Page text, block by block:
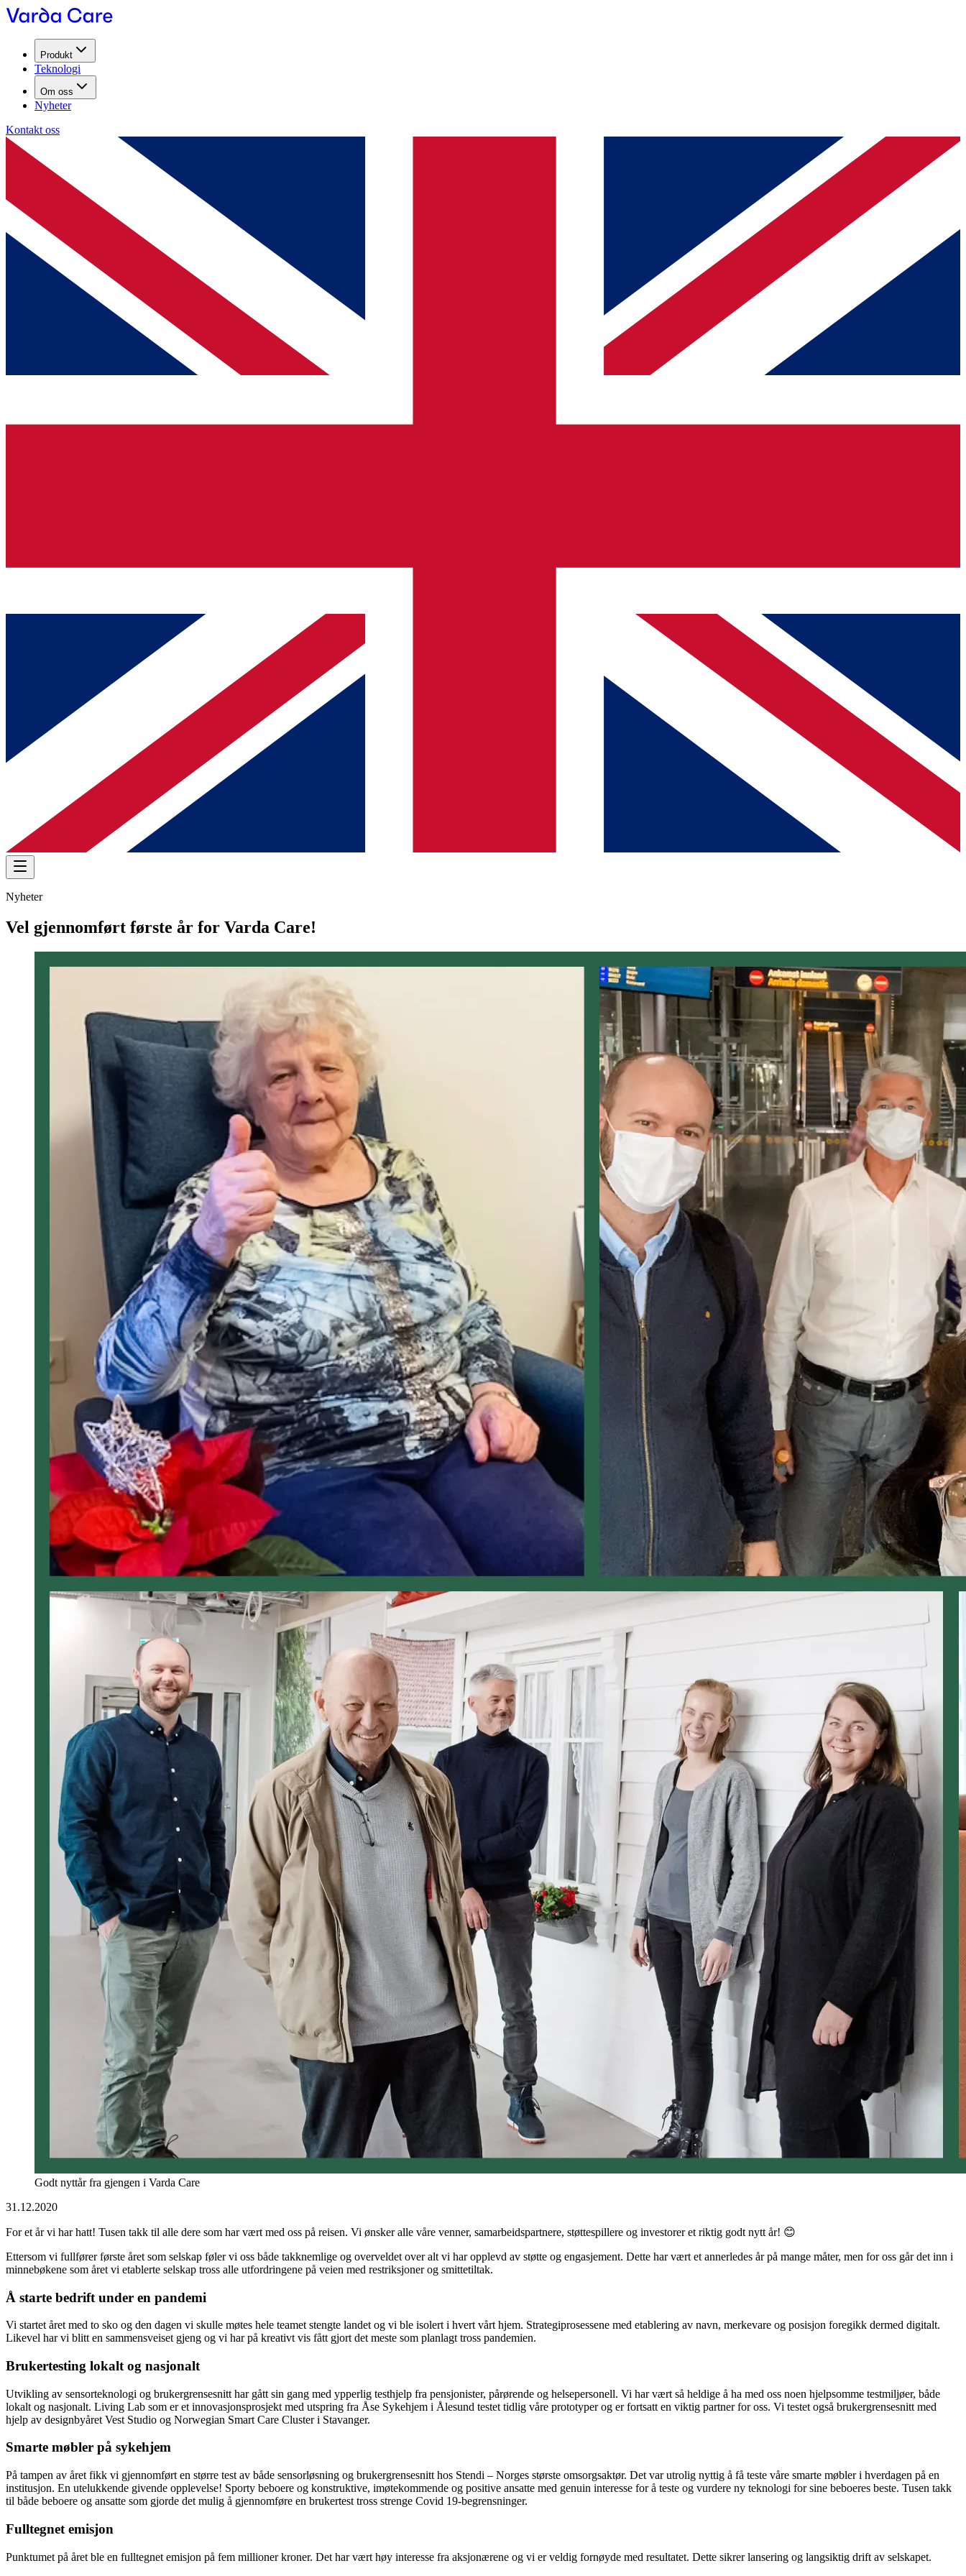
Produkt
Teknologi
Om oss
Nyheter
Kontakt oss
Nyheter
Vel gjennomført første år for Varda Care!
Godt nyttår fra gjengen i Varda Care
31.12.2020
For et år vi har hatt! Tusen takk til alle dere som har vært med oss på reisen. Vi ønsker alle våre venner, samarbeidspartnere, støttespillere og investorer et riktig godt nytt år! 😊
Ettersom vi fullfører første året som selskap føler vi oss både takknemlige og overveldet over alt vi har opplevd av støtte og engasjement. Dette har vært et annerledes år på mange måter, men for oss går det inn i
minnebøkene som året vi etablerte selskap tross alle utfordringene på veien med restriksjoner og smittetiltak.
Å starte bedrift under en pandemi
Vi startet året med to sko og den dagen vi skulle møtes hele teamet stengte landet og vi ble isolert i hvert vårt hjem. Strategiprosessene med etablering av navn, merkevare og posisjon foregikk dermed digitalt.
Likevel har vi blitt en sammensveiset gjeng og vi har på kreativt vis fått gjort det meste som planlagt tross pandemien.
Brukertesting lokalt og nasjonalt
Utvikling av sensorteknologi og brukergrensesnitt har gått sin gang med ypperlig testhjelp fra pensjonister, pårørende og helsepersonell. Vi har vært så heldige å ha med oss noen hjelpsomme testmiljøer, både
lokalt og nasjonalt. Living Lab som er et innovasjonsprosjekt med utspring fra Åse Sykehjem i Ålesund testet tidlig våre prototyper og er fortsatt en viktig partner for oss. Vi testet også brukergrensesnitt med
hjelp av designbyåret Vest Studio og Norwegian Smart Care Cluster i Stavanger.
Smarte møbler på sykehjem
På tampen av året fikk vi gjennomført en større test av både sensorløsning og brukergrensesnitt hos Stendi – Norges største omsorgsaktør. Det var utrolig nyttig å få teste våre smarte møbler i hverdagen på en
institusjon. En utelukkende givende opplevelse! Sporty beboere og konstruktive, imøtekommende og positive ansatte med genuin interesse for å teste og vurdere ny teknologi for sine beboeres beste. Tusen takk
til både beboere og ansatte som gjorde det mulig å gjennomføre en brukertest tross strenge Covid 19-begrensninger.
Fulltegnet emisjon
Punktumet på året ble en fulltegnet emisjon på fem millioner kroner. Det har vært høy interesse fra aksjonærene og vi er veldig fornøyde med resultatet. Dette sikrer lansering og langsiktig drift av selskapet.